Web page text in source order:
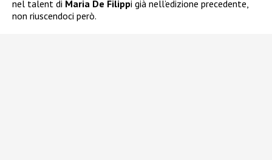
nel talent di Maria De Filippi già nell’edizione precedente,
non riuscendoci però.